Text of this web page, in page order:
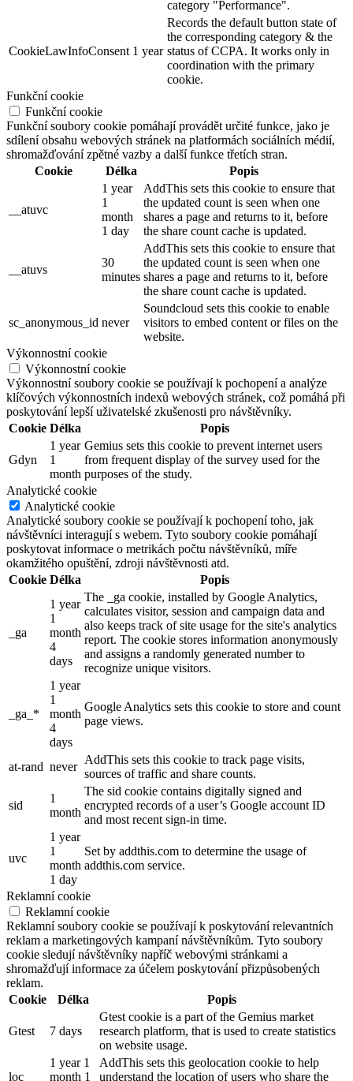
category "Performance".
CookieLawInfoConsent 1 year
Records the default button state of
the corresponding category & the
status of CCPA. It works only in
coordination with the primary
cookie.
Funkční cookie
Funkční cookie
Funkční soubory cookie pomáhají provádět určité funkce, jako je
sdílení obsahu webových stránek na platformách sociálních médií,
shromažďování zpětné vazby a další funkce třetích stran.
Cookie
Délka Popis
__atuvc
1 year
1
month
1 day
AddThis sets this cookie to ensure that
the updated count is seen when one
shares a page and returns to it, before
the share count cache is updated.
__atuvs
30
minutes
AddThis sets this cookie to ensure that
the updated count is seen when one
shares a page and returns to it, before
the share count cache is updated.
sc_anonymous_id never
Soundcloud sets this cookie to enable
visitors to embed content or files on the
website.
Výkonnostní cookie
Výkonnostní cookie
Výkonnostní soubory cookie se používají k pochopení a analýze
klíčových výkonnostních indexů webových stránek, což pomáhá při
poskytování lepší uživatelské zkušenosti pro návštěvníky.
Cookie Délka Popis
Gdyn
1 year
1
month
Gemius sets this cookie to prevent internet users
from frequent display of the survey used for the
purposes of the study.
Analytické cookie
Analytické cookie
Analytické soubory cookie se používají k pochopení toho, jak
návštěvníci interagují s webem. Tyto soubory cookie pomáhají
poskytovat informace o metrikách počtu návštěvníků, míře
okamžitého opuštění, zdroji návštěvnosti atd.
Cookie Délka Popis
_ga
1 year
1
month
4
days
The _ga cookie, installed by Google Analytics,
calculates visitor, session and campaign data and
also keeps track of site usage for the site's analytics
report. The cookie stores information anonymously
and assigns a randomly generated number to
recognize unique visitors.
_ga_*
1 year
1
month
4
days
Google Analytics sets this cookie to store and count
page views.
at-rand never
AddThis sets this cookie to track page visits,
sources of traffic and share counts.
sid
1
month
The sid cookie contains digitally signed and
encrypted records of a user’s Google account ID
and most recent sign-in time.
uvc
1 year
1
month
1 day
Set by addthis.com to determine the usage of
addthis.com service.
Reklamní cookie
Reklamní cookie
Reklamní soubory cookie se používají k poskytování relevantních
reklam a marketingových kampaní návštěvníkům. Tyto soubory
cookie sledují návštěvníky napříč webovými stránkami a
shromažďují informace za účelem poskytování přizpůsobených
reklam.
Cookie
Délka Popis
Gtest 7 days
Gtest cookie is a part of the Gemius market
research platform, that is used to create statistics
on website usage.
loc
1 year 1
month 1
AddThis sets this geolocation cookie to help
understand the location of users who share the